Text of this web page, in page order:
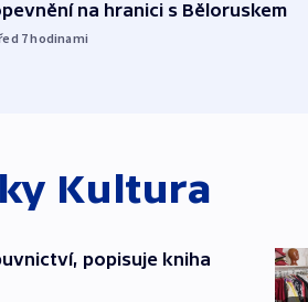
na hranici s Běloruskem
7hodinami
Kultura
popisuje kniha